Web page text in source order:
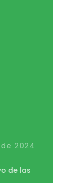
2024
de las